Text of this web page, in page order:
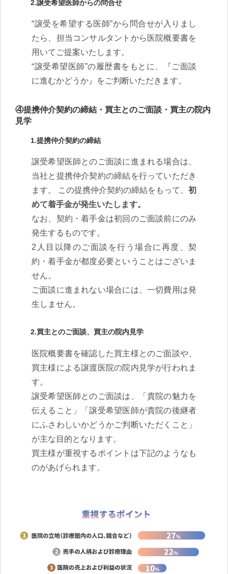
2.譲受希望医師からの問合せ
“譲受を希望する医師”から問合せが入りまし
たら、担当コンサルタントから医院概要書を
用いてご提案いたします。
“譲受希望医師”の履歴書をもとに、『ご面談
に進むかどうか』をご判断いただきます。
④提携仲介契約の締結・買主とのご面談・買主の院内
見学
1.提携仲介契約の締結
譲受希望医師とのご面談に進まれる場合は、
当社と提携仲介契約の締結を行っていただき
ます。 この提携仲介契約の締結をもって、 初
めて着手金が発生いたします。
なお、契約・着手金は初回のご面談前にのみ
発生するものです。
2人目以降のご面談を行う場合に再度、契
約・着手金が都度必要ということはございま
せん。
ご面談に進まれない場合には、一切費用は発
生しません。
2.買主とのご面談、買主の院内見学
医院概要書を確認した買主様とのご面談や、
買主様による譲渡医院の院内見学が行われま
す。
譲受希望医師とのご面談は、「貴院の魅力を
伝えること」「譲受希望医師が貴院の後継者
にふさわしいかどうかご判断いただくこと」
が主な目的となります。
買主様が重視するポイントは下記のようなも
のがあげられます。